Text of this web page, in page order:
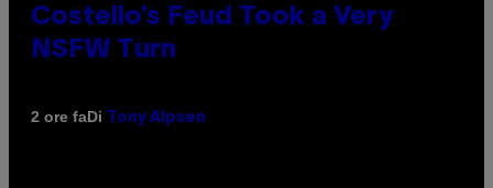
Costello’s Feud Took a Very
NSFW Turn
2 ore faDi Tony Alpsen